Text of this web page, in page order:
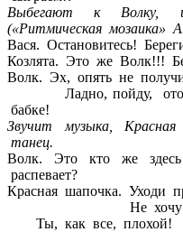
Выбегают к Волку,
(«Ритмическая мозаика»
Вася. Остановитесь!
Козлята. Это же Волк!!!
Волк. Эх, опять не
Ладно, пойду,
бабке!
Звучит музыка,
танец.
Волк. Это кто же
распевает?
Красная шапочка. Уходи
Не хочу даже
Ты, как все, плохой!